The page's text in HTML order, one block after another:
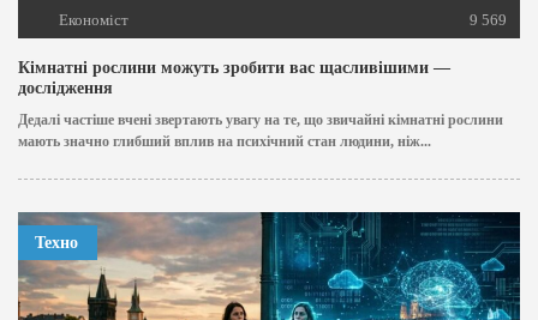
Економіст 9 569
Кімнатні рослини можуть зробити вас щасливішими —
дослідження
Дедалі частіше вчені звертають увагу на те, що звичайні кімнатні рослини
мають значно глибший вплив на психічний стан людини, ніж...
Техно